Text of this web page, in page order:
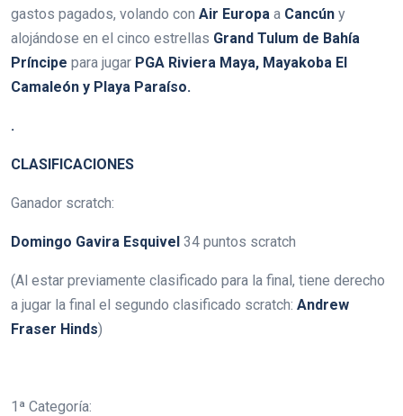
gastos pagados, volando con Air Europa a Cancún y
alojándose en el cinco estrellas Grand Tulum de Bahía
Príncipe para jugar PGA Riviera Maya, Mayakoba El
Camaleón y Playa Paraíso.
.
CLASIFICACIONES
Ganador scratch:
Domingo Gavira Esquivel 34 puntos scratch
(Al estar previamente clasificado para la final, tiene derecho
a jugar la final el segundo clasificado scratch: Andrew
Fraser Hinds)
1ª Categoría: